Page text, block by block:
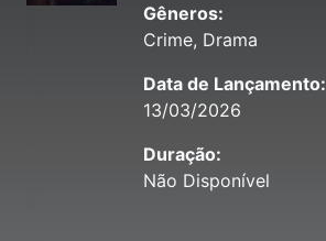
Gêneros:
Crime, Drama
Data de Lançamento:
13/03/2026
Duração:
Não Disponível